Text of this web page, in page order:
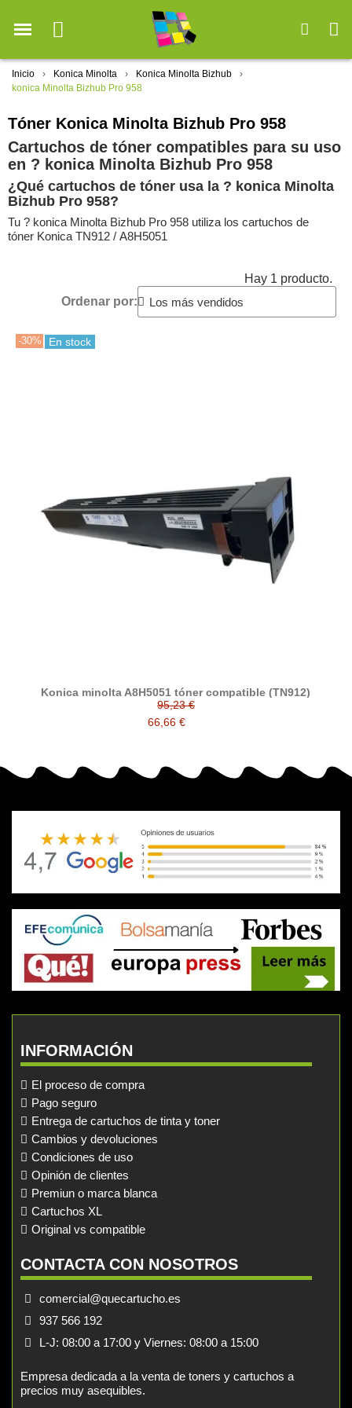
Inicio Konica Minolta
Konica Minolta Bizhub
konica Minolta Bizhub Pro 958
Tóner Konica Minolta Bizhub Pro 958
Cartuchos de tóner compatibles para su uso
en ?️ konica Minolta Bizhub Pro 958
¿Qué cartuchos de tóner usa la ?️ konica Minolta
Bizhub Pro 958?
Tu ?️ konica Minolta Bizhub Pro 958 utiliza los cartuchos de
tóner Konica TN912 / A8H5051
Hay 1 producto.
Ordenar por:
-30% En stock
Konica minolta A8H5051 tóner compatible (TN912)
95,23 €
66,66 €
INFORMACIÓN
El proceso de compra
Pago seguro
Entrega de cartuchos de tinta y toner
Cambios y devoluciones
Condiciones de uso
Opinión de clientes
Premiun o marca blanca
Cartuchos XL
Original vs compatible
CONTACTA CON NOSOTROS
comercial@quecartucho.es
937 566 192
L-J: 08:00 a 17:00 y Viernes: 08:00 a 15:00
Empresa dedicada a la venta de toners y cartuchos a
precios muy asequibles.